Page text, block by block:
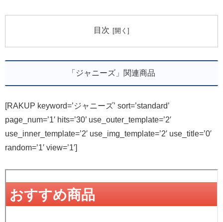
目次
「ジャニーズ」関連商品
[RAKUP keyword=’ジャニーズ’ sort=’standard’
page_num=’1′ hits=’30’ use_outer_template=’2′
use_inner_template=’2′ use_img_template=’2′ use_title=’0′
random=’1′ view=’1′]